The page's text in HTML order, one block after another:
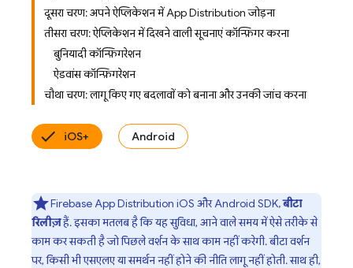
दूसरा चरण: अपने ऐप्लिकेशन में App Distribution जोड़ना
तीसरा चरण: ऐप्लिकेशन में दिखने वाली सूचनाएं कॉन्फ़िगर करना
बुनियादी कॉन्फ़िगरेशन
ऐडवांस कॉन्फ़िगरेशन
चौथा चरण: लागू किए गए बदलावों को बनाना और उनकी जांच करना
iOS+ Android
Firebase App Distribution iOS और Android SDK,बीटा
रिलीज़हैं. इसका मतलब है कि यह सुविधा, आने वाले समय में ऐसे तरीके से
काम कर सकती है जो पिछले वर्शन के साथ काम नहीं करेगी. बीटा वर्शन
पर, किसी भी एसएलए या समर्थन नहीं होने की नीति लागू नहीं होती. साथ ही,